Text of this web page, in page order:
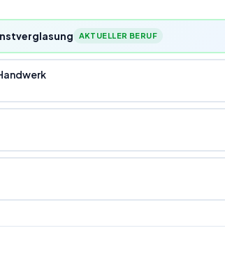
AKTUELLER BERUF